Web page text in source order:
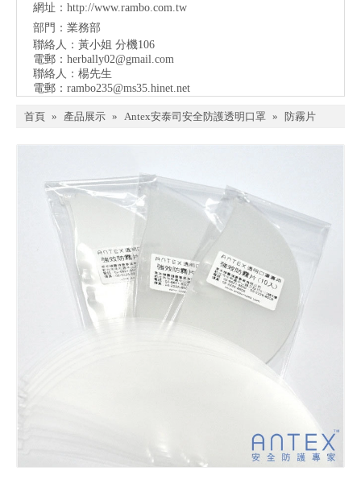
網址： http://www.rambo.com.tw
部門：業務部
聯絡人：黃小姐 分機106
電郵： herbally02@gmail.com
聯絡人：楊先生
電郵： rambo235@ms35.hinet.net
首頁 » 產品展示 » Antex安泰司安全防護透明口罩 » 防霧片